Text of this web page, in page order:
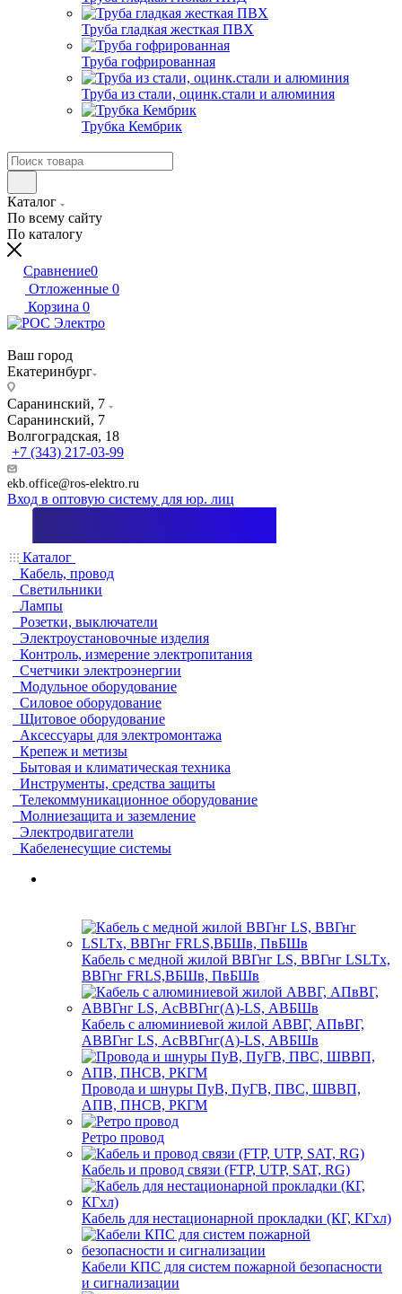
Труба гладкая жесткая ПВХ
Труба гофрированная
Труба из стали, оцинк.стали и алюминия
Трубка Кембрик
Каталог
По всему сайту
По каталогу
Сравнение0
Отложенные 0
Корзина 0
Ваш город
Екатеринбург
Саранинский, 7
Саранинский, 7
Волгоградская, 18
+7 (343) 217-03-99
ekb.office@ros-elektro.ru
Вход в оптовую систему для юр. лиц
Каталог
Кабель, провод
Светильники
Лампы
Розетки, выключатели
Электроустановочные изделия
Контроль, измерение электропитания
Счетчики электроэнергии
Модульное оборудование
Силовое оборудование
Щитовое оборудование
Аксессуары для электромонтажа
Крепеж и метизы
Бытовая и климатическая техника
Инструменты, средства защиты
Телекоммуникационное оборудование
Молниезащита и заземление
Электродвигатели
Кабеленесущие системы
Кабель с медной жилой ВВГнг LS, ВВГнг LSLTx,
ВВГнг FRLS,ВБШв, ПвБШв
Кабель с алюминиевой жилой АВВГ, АПвВГ,
АВВГнг LS, АсВВГнг(А)-LS, АВБШв
Провода и шнуры ПуВ, ПуГВ, ПВС, ШВВП,
АПВ, ПНСВ, РКГМ
Ретро провод
Кабель и провод связи (FTP, UTP, SAT, RG)
Кабель для нестационарной прокладки (КГ, КГхл)
Кабели КПС для систем пожарной безопасности
и сигнализации